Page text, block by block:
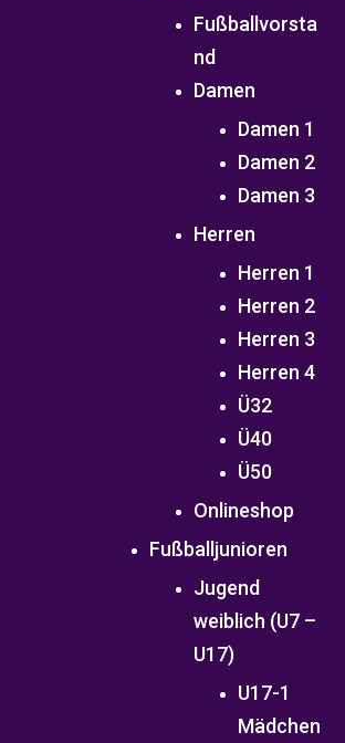
Fußballvorsta
nd
Damen
Damen 1
Damen 2
Damen 3
Herren
Herren 1
Herren 2
Herren 3
Herren 4
Ü32
Ü40
Ü50
Onlineshop
Fußballjunioren
Jugend
weiblich (U7 –
U17)
U17-1
Mädchen